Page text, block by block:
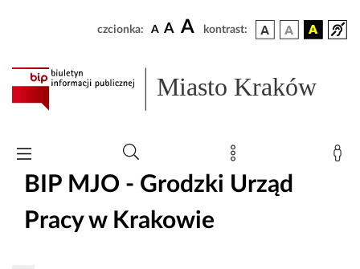
czcionka: A A A kontrast:
Miasto Kraków
BIP MJO - Grodzki Urząd
Pracy w Krakowie